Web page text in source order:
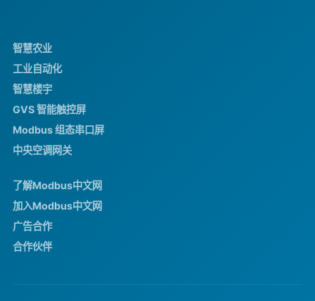
智慧农业
工业自动化
智慧楼宇
GVS 智能触控屏
Modbus 组态串口屏
中央空调网关
了解Modbus中文网
加入Modbus中文网
广告合作
合作伙伴